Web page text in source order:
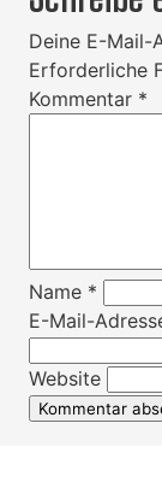
Deine E-
Erforderliche
Kommentar *
Name *
E-Mail-
Website